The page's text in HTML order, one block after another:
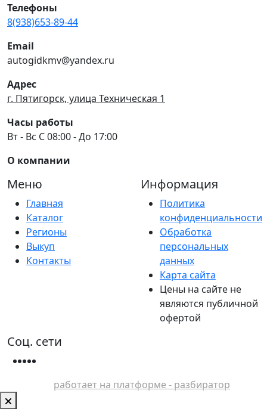
Телефоны
8(938)653-89-44
Email
autogidkmv@yandex.ru
Адрес
г. Пятигорск, улица Техническая 1
Часы работы
Вт - Вс С 08:00 - До 17:00
О компании
Меню
Главная
Каталог
Регионы
Выкуп
Контакты
Информация
Политика
конфиденциальности
Обработка
персональных
данных
Карта сайта
Цены на сайте не
являются публичной
офертой
Соц. сети
работает на платформе - разбиратор